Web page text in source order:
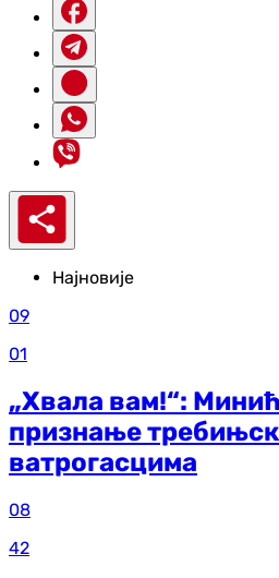
Најновије
09
01
„Хвала вам!“:
признање
ватрогасцима
08
42